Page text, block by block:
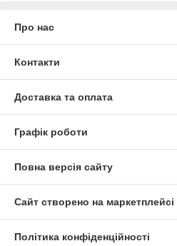
Про нас
Контакти
Доставка та оплата
Графік роботи
Повна версія сайту
Сайт створено на маркетплейсі
Політика конфіденційності